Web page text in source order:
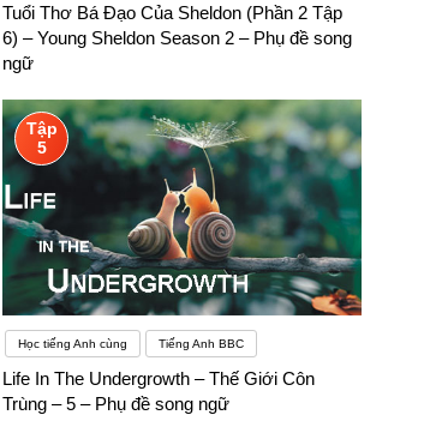
các ứng dụng như Duolingo, Memrise,
và viết. Nhưng trong các kỳ thi, học sinh gần
Tuổi Thơ Bá Đạo Của Sheldon (Phần 2 Tập
6) – Young Sheldon Season 2 – Phụ đề song
ngữ
Tập
5
Học tiếng Anh cùng Tiếng Anh BBC
Life In The Undergrowth – Thế Giới Côn
Trùng – 5 – Phụ đề song ngữ